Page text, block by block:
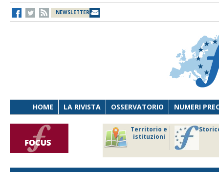
NEWSLETTER
HOME LA RIVISTA OSSERVATORIO NUMERI
Territorio e
istituzioni